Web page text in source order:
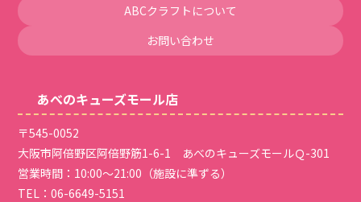
ABCクラフトについて
お問い合わせ
あべのキューズモール店
〒545-0052
大阪市阿倍野区阿倍野筋1-6-1 あべのキューズモールＱ-301
営業時間：10:00～21:00（施設に準ずる）
TEL：06-6649-5151